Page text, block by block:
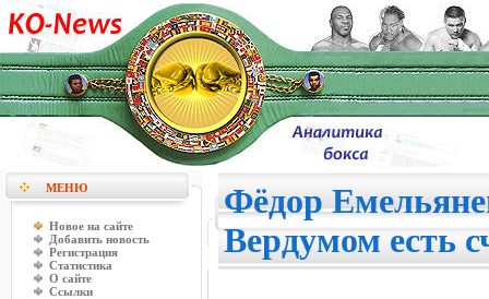
МЕНЮ
Новое на сайте
Добавить новость
Регистрация
Статистика
О сайте
Ссылки
Фёдор
Вердумом есть